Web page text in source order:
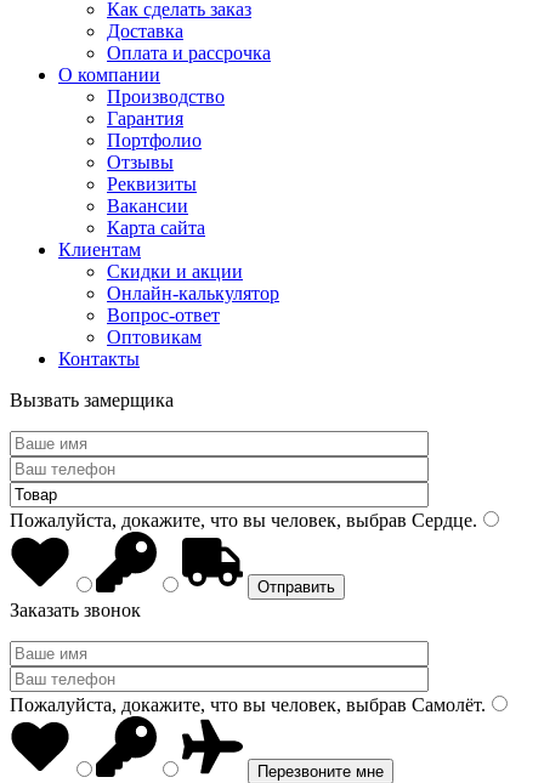
Как сделать заказ
Доставка
Оплата и рассрочка
О компании
Производство
Гарантия
Портфолио
Отзывы
Реквизиты
Вакансии
Карта сайта
Клиентам
Скидки и акции
Онлайн-калькулятор
Вопрос-ответ
Оптовикам
Контакты
Вызвать замерщика
Пожалуйста, докажите, что вы человек, выбрав Сердце.
Заказать звонок
Пожалуйста, докажите, что вы человек, выбрав Самолёт.